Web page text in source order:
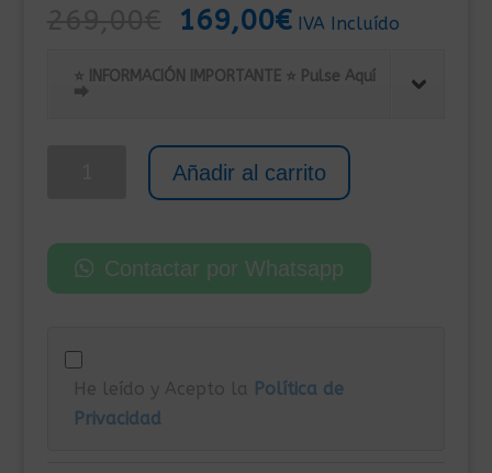
El
original
269,00€.
169,00€El
actual
169,00€.
IVA Incluído
⭐ INFORMACIÓN IMPORTANTE ⭐ Pulse Aquí
⮕
Vidrio
Templado
80x200
Añadir al carrito
Contactar por Whatsapp
He leído y Acepto la Política de
Privacidad